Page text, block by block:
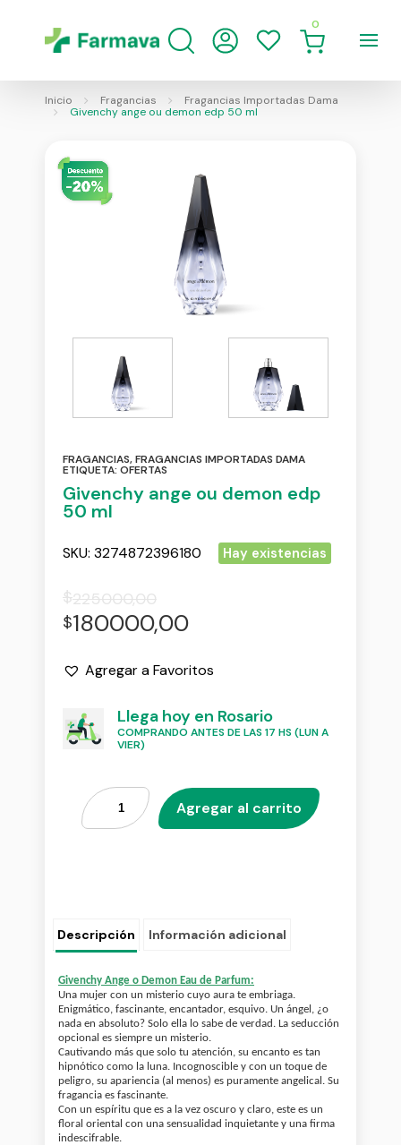
0
Inicio Fragancias
Fragancias Importadas Dama
Givenchy ange ou demon edp 50 ml
FRAGANCIAS,FRAGANCIAS IMPORTADAS DAMA
ETIQUETA: OFERTAS
Givenchy ange ou demon edp
50 ml
SKU: 3274872396180 Hay existencias
$225000,00
$180000,00
Agregar a Favoritos
Llega hoy en Rosario
COMPRANDO ANTES DE LAS 17 HS (LUN A
VIER)
Agregar al carrito
Descripción Información adicional
Givenchy Ange o Demon Eau de Parfum:
Una mujer con un misterio cuyo aura te embriaga.
Enigmático, fascinante, encantador, esquivo. Un ángel, ¿o
nada en absoluto? Solo ella lo sabe de verdad. La seducción
opcional es siempre un misterio.
Cautivando más que solo tu atención, su encanto es tan
hipnótico como la luna. Incognoscible y con un toque de
peligro, su apariencia (al menos) es puramente angelical. Su
fragancia es fascinante.
Con un espíritu que es a la vez oscuro y claro, este es un
floral oriental con una sensualidad inquietante y una firma
indescifrable.